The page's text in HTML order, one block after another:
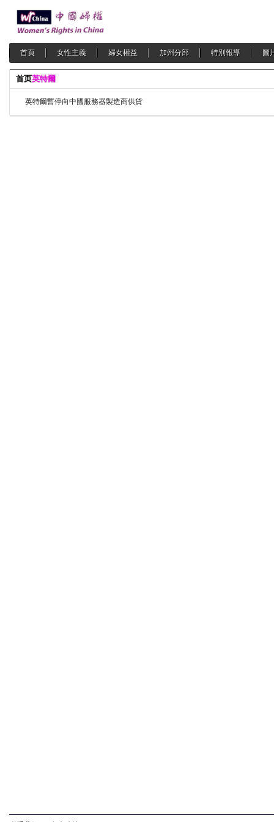
首頁 女性主義 婦女權益 加州分部 特別報導 圖
首页英特爾
英特爾暫停向中國服務器製造商供貨